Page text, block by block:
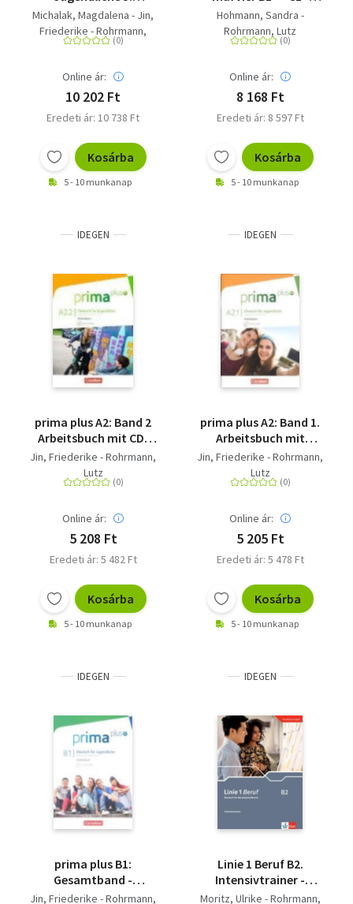
Schülerbuch -
Europäischer
Referenzrahmen: B1
Michalak, Magdalena - Jin,
Friederike - Rohrmann,
Lutz
Online ár:
10 202 Ft
Eredeti ár: 10 738 Ft
Kosárba
5 - 10 munkanap
Übungsgrammatik
Deutsch als
Fremdsprache. Buch
Hohmann, Sandra -
Rohrmann, Lutz
Online ár:
8 168 Ft
Eredeti ár: 8 597 Ft
Kosárba
5 - 10 munkanap
IDEGEN
prima plus A2: Band 2
Arbeitsbuch mit CD-
ROM - Mit interaktiven
Übungen auf scook.de
Jin, Friederike - Rohrmann,
Lutz
Online ár:
5 208 Ft
Eredeti ár: 5 482 Ft
Kosárba
5 - 10 munkanap
IDEGEN
prima plus A2: Band 1.
Arbeitsbuch mit
interaktiven Übungen
online - Mit
interaktiven Übungen
Jin, Friederike - Rohrmann,
Lutz
Online ár:
5 205 Ft
Eredeti ár: 5 478 Ft
Kosárba
5 - 10 munkanap
IDEGEN
prima plus B1:
Gesamtband -
Arbeitsbuch mit CD-
Jin, Friederike - Rohrmann,
IDEGEN
Linie 1 Beruf B2.
Intensivtrainer -
Deutsch für
Moritz, Ulrike - Rohrmann,